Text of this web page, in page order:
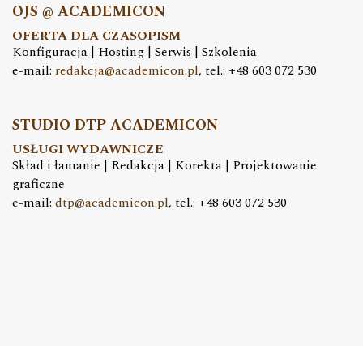
OJS @ ACADEMICON
OFERTA DLA CZASOPISM
Konfiguracja | Hosting | Serwis | Szkolenia
e-mail: redakcja@academicon.pl, tel.: +48 603 072 530
STUDIO DTP ACADEMICON
USŁUGI WYDAWNICZE
Skład i łamanie | Redakcja | Korekta | Projektowanie
graficzne
e-mail: dtp@academicon.pl, tel.: +48 603 072 530